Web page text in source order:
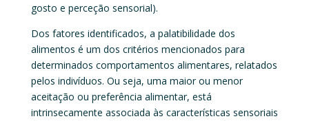
gosto e perceção sensorial).
Dos fatores identificados, a palatibilidade dos
alimentos é um dos critérios mencionados para
determinados comportamentos alimentares, relatados
pelos indivíduos. Ou seja, uma maior ou menor
aceitação ou preferência alimentar, está
intrinsecamente associada às características sensoriais